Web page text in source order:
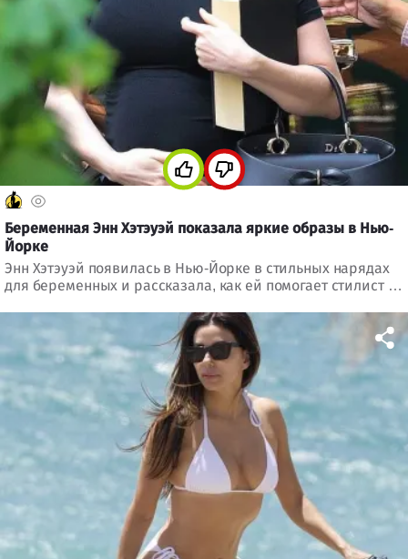
Беременная Энн Хэтэуэй показала яркие образы в Нью-
Йорке
Энн Хэтэуэй появилась в Нью-Йорке в стильных нарядах
для беременных и рассказала, как ей помогает стилист и